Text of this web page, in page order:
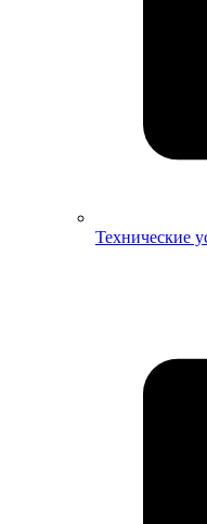
Технические